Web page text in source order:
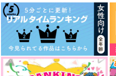
有栖川帝統×夢野幻太郎
サンプル
作品詳細
サンプル
作品詳細